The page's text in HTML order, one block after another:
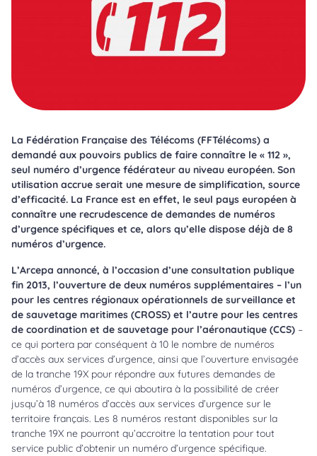
La Fédération Française des Télécoms (FFTélécoms) a
demandé aux pouvoirs publics de faire connaître le « 112 »,
seul numéro d’urgence fédérateur au niveau européen. Son
utilisation accrue serait une mesure de simplification, source
d’efficacité. La France est en effet, le seul pays européen à
connaître une recrudescence de demandes de numéros
d’urgence spécifiques et ce, alors qu’elle dispose déjà de 8
numéros d’urgence.
L’Arcepa annoncé, à l’occasion d’une consultation publique
fin 2013, l’ouverture de deux numéros supplémentaires – l’un
pour les centres régionaux opérationnels de surveillance et
de sauvetage maritimes (CROSS) et l’autre pour les centres
de coordination et de sauvetage pour l’aéronautique (CCS) –
ce qui portera par conséquent à 10 le nombre de numéros
d’accès aux services d’urgence, ainsi que l’ouverture envisagée
de la tranche 19X pour répondre aux futures demandes de
numéros d’urgence, ce qui aboutira à la possibilité de créer
jusqu’à 18 numéros d’accès aux services d’urgence sur le
territoire français. Les 8 numéros restant disponibles sur la
tranche 19X ne pourront qu’accroitre la tentation pour tout
service public d’obtenir un numéro d’urgence spécifique.